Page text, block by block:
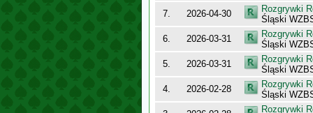
7. 2026-04-30
Rozgrywki
Śląski
6. 2026-03-31
Rozgrywki
Śląski
5. 2026-03-31
Rozgrywki
Śląski
4. 2026-02-28
Rozgrywki
Śląski
Rozgrywki